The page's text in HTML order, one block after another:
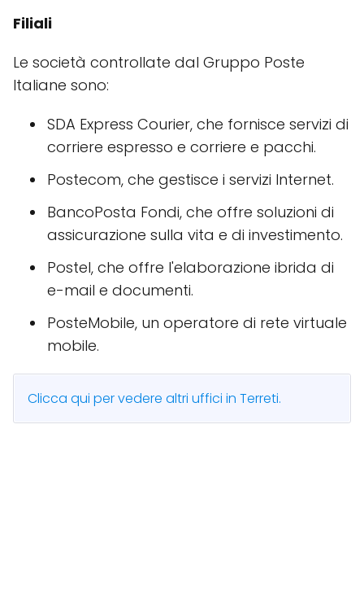
Filiali
Le società controllate dal Gruppo Poste
Italiane sono:
SDA Express Courier, che fornisce servizi di
corriere espresso e corriere e pacchi.
Postecom, che gestisce i servizi Internet.
BancoPosta Fondi, che offre soluzioni di
assicurazione sulla vita e di investimento.
Postel, che offre l'elaborazione ibrida di
e-mail e documenti.
PosteMobile, un operatore di rete virtuale
mobile.
Clicca qui per vedere altri uffici in Terreti.